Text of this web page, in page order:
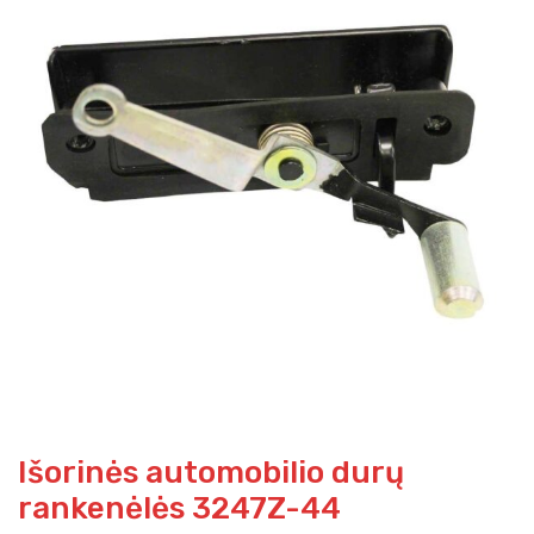
Išorinės automobilio durų
rankenėlės 3247Z-44